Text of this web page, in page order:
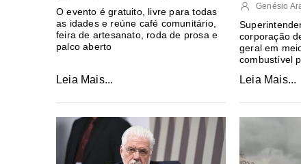
O evento é gratuito, livre para todas
as idades e reúne café comunitário,
feira de artesanato, roda de prosa e
palco aberto
Leia Mais...
Genésio
corporação
geral em
combustível
Leia Mais...